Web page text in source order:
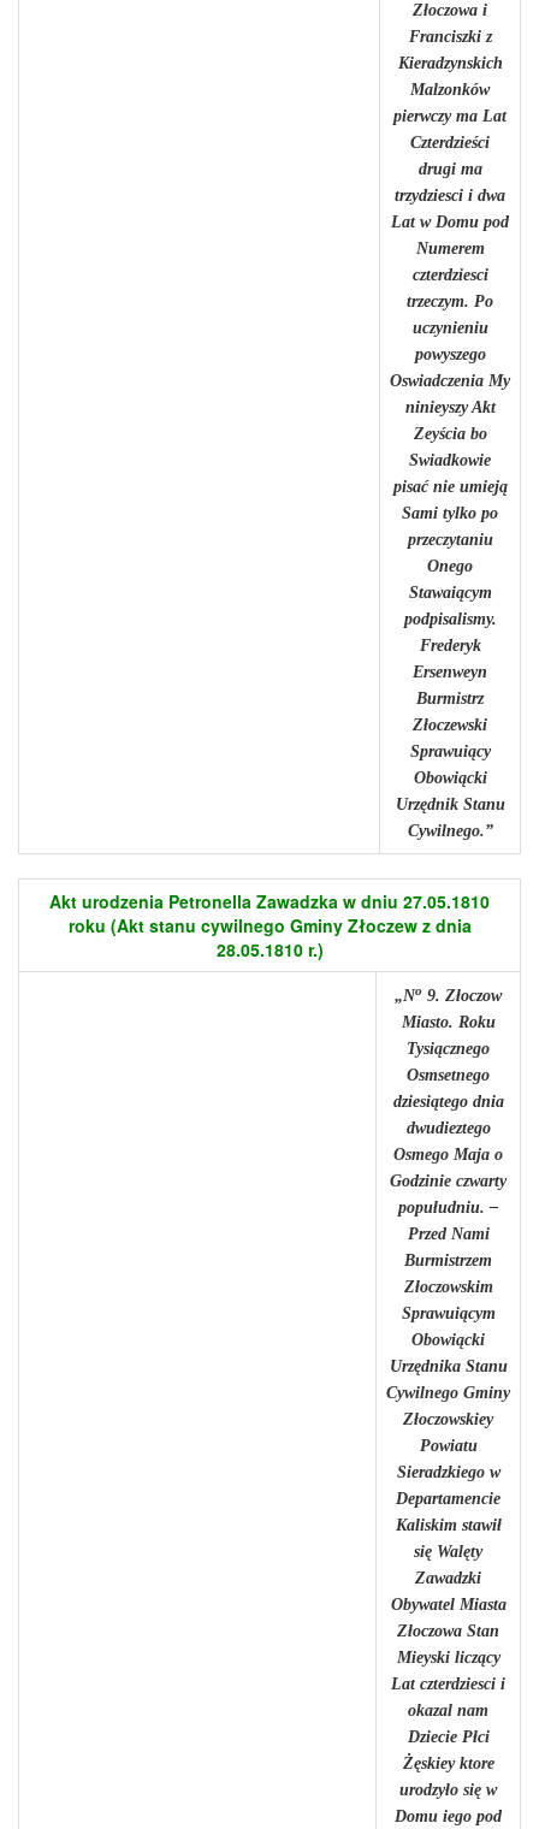
Złoczowa i
Franciszki z
Kieradzynskich
Malzonków
pierwczy ma Lat
Czterdzieści
drugi ma
trzydziesci i dwa
Lat w Domu pod
Numerem
czterdziesci
trzeczym. Po
uczynieniu
powyszego
Oswiadczenia My
ninieyszy Akt
Zeyścia bo
Swiadkowie
pisać nie umieją
Sami tylko po
przeczytaniu
Onego
Stawaiącym
podpisalismy.
Frederyk
Ersenweyn
Burmistrz
Złoczewski
Sprawuiący
Obowiącki
Urzędnik Stanu
Cywilnego.”
Akt urodzenia Petronella Zawadzka w dniu 27.05.1810
roku (Akt stanu cywilnego Gminy Złoczew z dnia
28.05.1810 r.)
„No 9. Złoczow
Miasto. Roku
Tysiącznego
Osmsetnego
dziesiątego dnia
dwudieztego
Osmego Maja o
Godzinie czwarty
popułudniu. –
Przed Nami
Burmistrzem
Złoczowskim
Sprawuiącym
Obowiącki
Urzędnika Stanu
Cywilnego Gminy
Złoczowskiey
Powiatu
Sieradzkiego w
Departamencie
Kaliskim stawił
się Walęty
Zawadzki
Obywatel Miasta
Złoczowa Stan
Mieyski liczący
Lat czterdziesci i
okazal nam
Dziecie Płci
Żęskiey ktore
urodzyło się w
Domu iego pod